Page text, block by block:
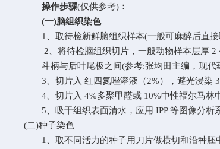
操作步骤(仅供参考)：
(一)脑组织染色
1、取待检新鲜脑组织样本(一般可麻醉后直
2、将待检脑组织切片，一般动物样本层厚
斗柄与后叶尾极之间(参考:张均田主编，现代
3、切片入 红四氮唑溶液（2%），避光浸染
4、切片入 4%多聚甲醛或 10%中性福尔马林
5、吸干组织表面清水，应用 IPP 等图像分析
(二)种子染色
1、取不同活力的种子用刀片做横切和沿种胚